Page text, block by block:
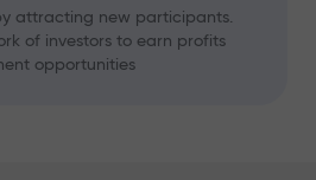
attracting new participants.
of investors to earn profits
opportunities